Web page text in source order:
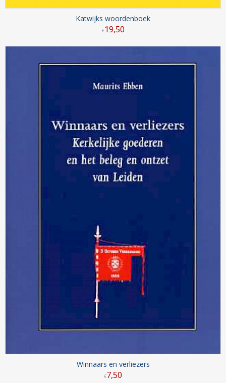
Katwijks woordenboek
€19,50
Winnaars en verliezers
€7,50